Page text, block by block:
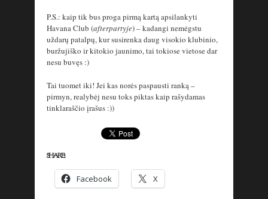
P.S.: kaip tik bus proga pirmą kartą apsilankyti
Havana Club (afterpartyje) – kadangi nemėgstu
uždarų patalpų, kur susirenka daug visokio klubinio,
buržujiško ir kitokio jaunimo, tai tokiose vietose dar
nesu buvęs :)
Tai tuomet iki! Jei kas norės paspausti ranką –
pirmyn, realybėj nesu toks piktas kaip rašydamas
tinklaraščio įrašus :))
SHARE:
Facebook X